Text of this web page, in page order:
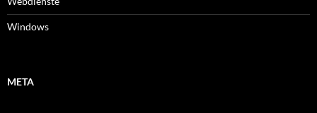
Windows
META